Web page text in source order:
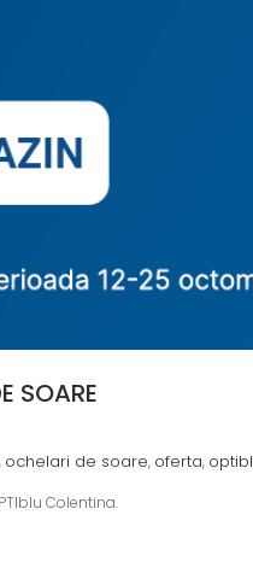
SOARE
, ochelari de soare, oferta,
Colentina.